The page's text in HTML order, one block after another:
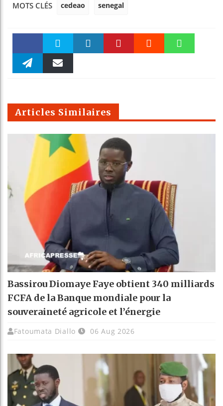
MOTS CLÉS cedeao senegal
Faceboo Twitter
m
Articles Similaires
Bassirou Diomaye Faye obtient 340 milliards
FCFA de la Banque mondiale pour la
souveraineté agricole et l’énergie
Fatoumata Diallo 06 Aug 2026